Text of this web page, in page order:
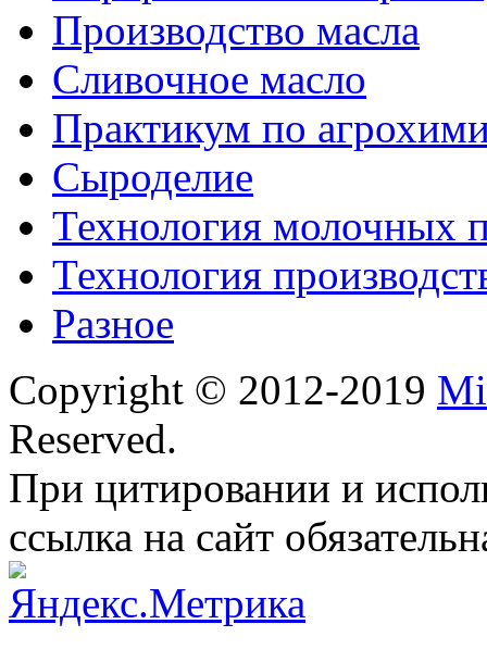
Производство масла
Сливочное масло
Практикум по
Сыроделие
Технология молочных
Технология
Разное
Copyright © 2012-2019
Reserved.
При цитировании и
ссылка на сайт